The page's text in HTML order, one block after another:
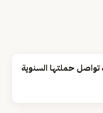
تواصل حملتها السنوية